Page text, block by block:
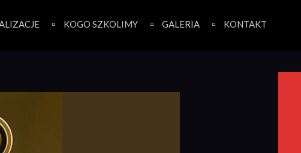
KOGO SZKOLIMY GALERIA KONTAKT